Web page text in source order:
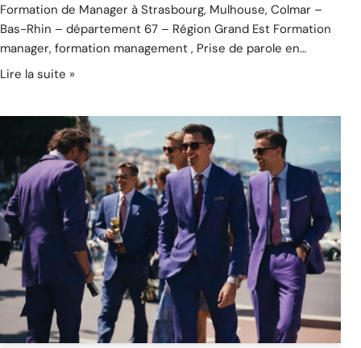
Formation de Manager à Strasbourg, Mulhouse, Colmar –
Bas-Rhin – département 67 – Région Grand Est Formation
manager, formation management , Prise de parole en…
Lire la suite »